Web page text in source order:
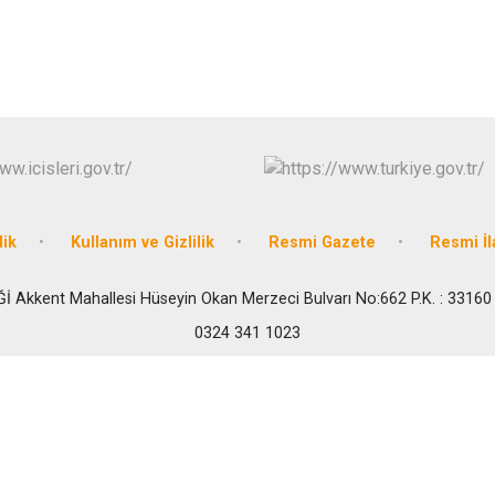
Kullanım ve Gizlilik Resmi Gazete Resmi
Akkent Mahallesi Hüseyin Okan Merzeci Bulvarı No:662 P.K. :
0324 341 1023